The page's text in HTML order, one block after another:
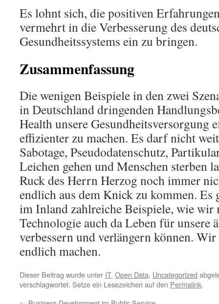
Es lohnt sich, die positiven
vermehrt in die Verbesserung des
Gesundheitssystems ein zu bringen.
Zusammenfassung
Die wenigen Beispiele in den zwei
in Deutschland dringenden
Health unsere Gesundheitsversorgung
effizienter zu machen. Es darf nicht
Sabotage, Pseudodatenschutz,
Leichen gehen und Menschen sterben
Ruck des Herrn Herzog noch immer
endlich aus dem Knick zu kommen.
im Inland zahlreiche Beispiele, wie wir
Technologie auch da Leben für unsere
verbessern und verlängern können. Wir
endlich machen.
Dieser Beitrag wurde unter IT, Open Data, Uncategorized
verschlagwortet. Setze ein Lesezeichen auf den Permalink.